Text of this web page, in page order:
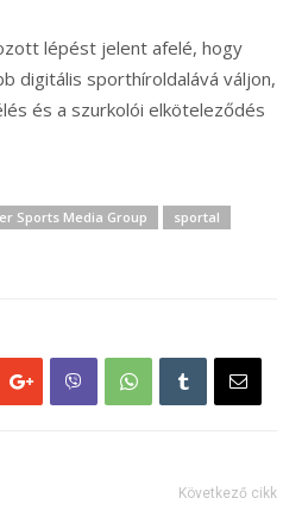
lépést jelent afelé, hogy
digitális sporthíroldalává váljon,
és a szurkolói elköteleződés
Sports Media Group
sportal
Következő cikk